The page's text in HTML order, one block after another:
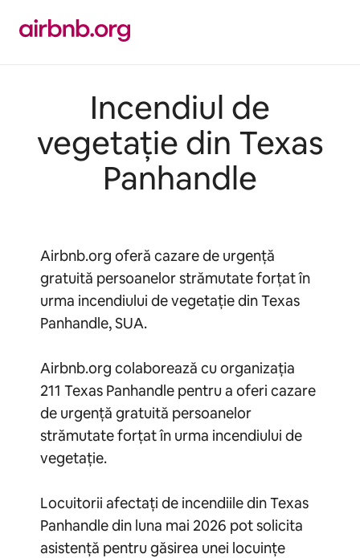
mergi
Incendiul de
vegetație din Texas
Panhandle
Airbnb.org oferă cazare de urgență
gratuită persoanelor strămutate forțat în
urma incendiului de vegetație din Texas
Panhandle, SUA.
Airbnb.org colaborează cu organizația
211 Texas Panhandle pentru a oferi cazare
de urgență gratuită persoanelor
strămutate forțat în urma incendiului de
vegetație.
Locuitorii afectați de incendiile din Texas
Panhandle din luna mai 2026 pot solicita
asistență pentru găsirea unei locuințe